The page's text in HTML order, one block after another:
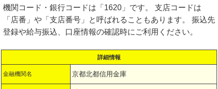
機関コード・銀行コードは「1620」です。 支店コードは
「店番」や「支店番号」と呼ばれることもあります。 振込先
登録や給与振込、口座情報の確認時にご利用ください。
詳細情報
金融機関名 京都北都信用金庫